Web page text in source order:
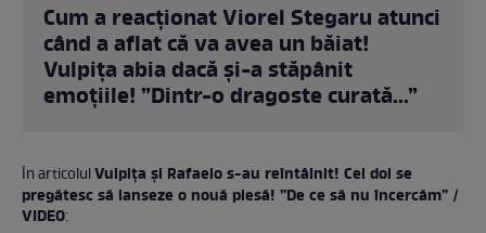
Cum a reacționat Viorel Stegaru atunci
când a aflat că va avea un băiat!
Vulpița abia dacă și-a stăpânit
emoțiile! ”Dintr-o dragoste curată...”
În articolulVulpița și Rafaelo s-au reîntâlnit! Cei doi se
pregătesc să lanseze o nouă piesă! ”De ce să nu încercăm” /
VIDEO: